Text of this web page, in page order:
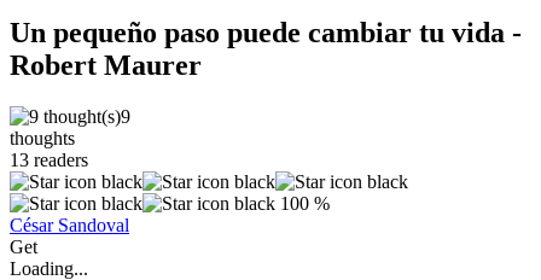
Un pequeño paso puede cambiar tu vida -
Robert Maurer
9
thoughts
13 readers
100 %
César Sandoval
Get
Loading...